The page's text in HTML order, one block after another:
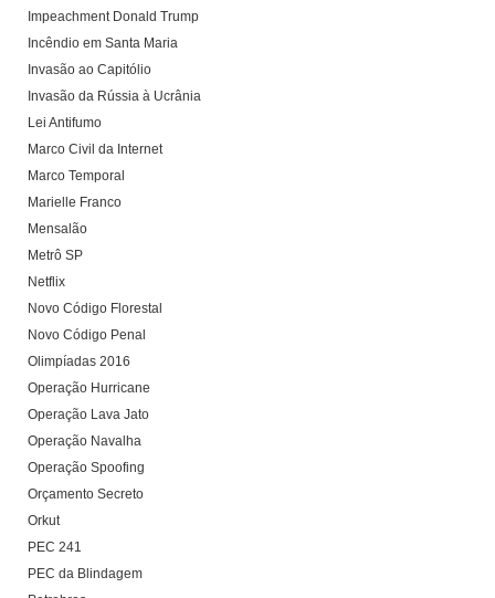
Impeachment Donald Trump
Incêndio em Santa Maria
Invasão ao Capitólio
Invasão da Rússia à Ucrânia
Lei Antifumo
Marco Civil da Internet
Marco Temporal
Marielle Franco
Mensalão
Metrô SP
Netflix
Novo Código Florestal
Novo Código Penal
Olimpíadas 2016
Operação Hurricane
Operação Lava Jato
Operação Navalha
Operação Spoofing
Orçamento Secreto
Orkut
PEC 241
PEC da Blindagem